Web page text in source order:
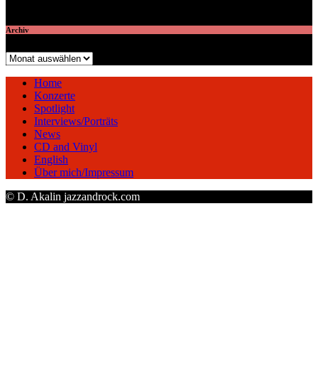
Archiv
Archiv
Home
Konzerte
Spotlight
Interviews/Porträts
News
CD and Vinyl
English
Über mich/Impressum
© D. Akalin jazzandrock.com